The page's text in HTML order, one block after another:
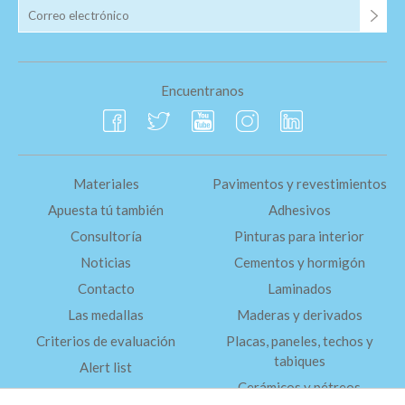
Encuentranos
Materiales
Apuesta tú también
Consultoría
Noticias
Contacto
Las medallas
Criterios de evaluación
Alert list
FAQ
Pavimentos y revestimientos
Adhesivos
Pinturas para interior
Cementos y hormigón
Laminados
Maderas y derivados
Placas, paneles, techos y
tabiques
Cerámicos y pétreos